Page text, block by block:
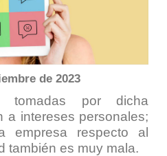
de 2023
tomadas por dicha
a intereses personales;
empresa respecto al
también es muy mala.